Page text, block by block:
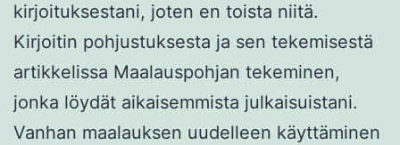
kirjoituksestani, joten en toista niitä.
Kirjoitin pohjustuksesta ja sen tekemisestä
artikkelissa Maalauspohjan tekeminen,
jonka löydät aikaisemmista julkaisuistani.
Vanhan maalauksen uudelleen käyttäminen